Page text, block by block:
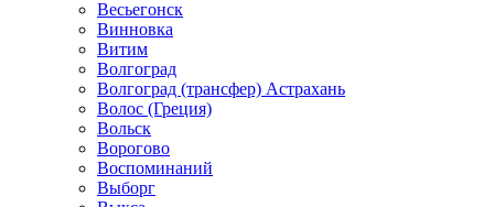
Весьегонск
Винновка
Витим
Волгоград
Волгоград (трансфер) Астрахань
Волос (Греция)
Вольск
Ворогово
Воспоминаний
Выборг